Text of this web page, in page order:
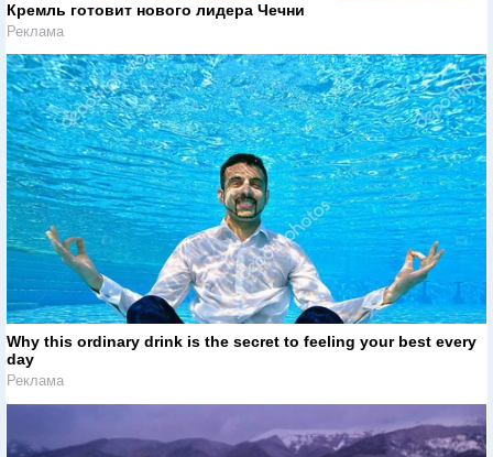
Кремль готовит нового лидера Чечни
Реклама
Why this ordinary drink is the secret to feeling your best every
day
Реклама